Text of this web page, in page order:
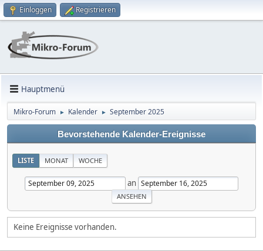
Einloggen Registrieren
Hauptmenü
Mikro-Forum ► Kalender ► September 2025
Bevorstehende Kalender-Ereignisse
LISTE MONAT WOCHE
an
Keine Ereignisse vorhanden.